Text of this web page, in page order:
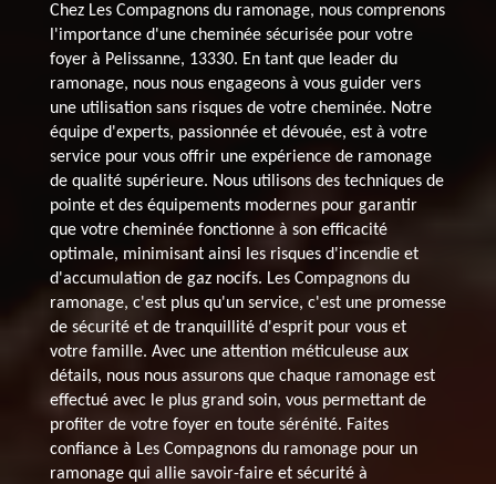
Chez Les Compagnons du ramonage, nous comprenons
l'importance d'une cheminée sécurisée pour votre
foyer à Pelissanne, 13330. En tant que leader du
ramonage, nous nous engageons à vous guider vers
une utilisation sans risques de votre cheminée. Notre
équipe d'experts, passionnée et dévouée, est à votre
service pour vous offrir une expérience de ramonage
de qualité supérieure. Nous utilisons des techniques de
pointe et des équipements modernes pour garantir
que votre cheminée fonctionne à son efficacité
optimale, minimisant ainsi les risques d'incendie et
d'accumulation de gaz nocifs. Les Compagnons du
ramonage, c'est plus qu'un service, c'est une promesse
de sécurité et de tranquillité d'esprit pour vous et
votre famille. Avec une attention méticuleuse aux
détails, nous nous assurons que chaque ramonage est
effectué avec le plus grand soin, vous permettant de
profiter de votre foyer en toute sérénité. Faites
confiance à Les Compagnons du ramonage pour un
ramonage qui allie savoir-faire et sécurité à